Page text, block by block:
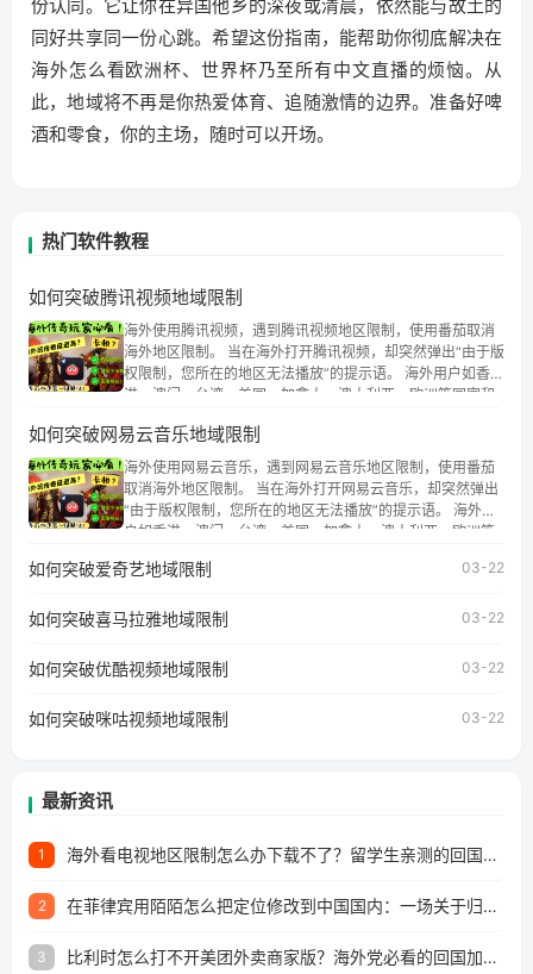
份认同。它让你在异国他乡的深夜或清晨，依然能与故土的
同好共享同一份心跳。希望这份指南，能帮助你彻底解决在
海外怎么看欧洲杯、世界杯乃至所有中文直播的烦恼。从
此，地域将不再是你热爱体育、追随激情的边界。准备好啤
酒和零食，你的主场，随时可以开场。
热门软件教程
如何突破腾讯视频地域限制
海外使用腾讯视频，遇到腾讯视频地区限制，使用番茄取消
海外地区限制。 当在海外打开腾讯视频，却突然弹出“由于版
权限制，您所在的地区无法播放”的提示语。 海外用户如香
港、澳门、台湾、美国、加拿大、澳大利亚、欧洲等国家和
权限制问题，且仅能在中国大陆地区播放。 遇到这个问题的
朋友们，使用番茄回国加速器，即可解决「海外用户收听腾
讯视频地区版权限制」的问题，无论人在香港、澳门、台
湾、美国、加拿大、澳大利亚、欧洲等国家和地区工作、留
学、定居等，都可以使用，不再因地区和版权限制所困扰。
如何突破网易云音乐地域限制
海外使用网易云音乐，遇到网易云音乐地区限制，使用番茄
取消海外地区限制。 当在海外打开网易云音乐，却突然弹出
“由于版权限制，您所在的地区无法播放”的提示语。 海外用
户如香港、澳门、台湾、美国、加拿大、澳大利亚、欧洲等
地区及版权限制问题，且仅能在中国大陆地区播放。 遇到这
户收听网易云音乐地区版权限制」的问题，无论人在香港、
工作、留学、定居等，都可以使用，不再因地区和版权限制
所困扰。
如何突破爱奇艺地域限制 03-22
如何突破喜马拉雅地域限制 03-22
如何突破优酷视频地域限制 03-22
如何突破咪咕视频地域限制 03-22
最新资讯
1 海外看电视地区限制怎么办下载不了？留学生亲测的回国加速方案（附2026世界杯观赛技巧）
2 在菲律宾用陌陌怎么把定位修改到中国国内：一场关于归属感与连接的探索
3 比利时怎么打不开美团外卖商家版？海外党必看的回国加速全攻略